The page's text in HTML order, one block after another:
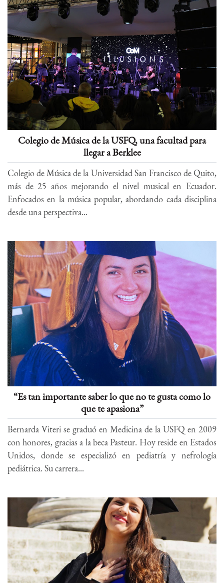
Colegio de Música de la USFQ, una facultad para
llegar a Berklee
Colegio de Música de la Universidad San Francisco de Quito,
más de 25 años mejorando el nivel musical en Ecuador.
Enfocados en la música popular, abordando cada disciplina
desde una perspectiva...
“Es tan importante saber lo que no te gusta como lo
que te apasiona”
Bernarda Viteri se graduó en Medicina de la USFQ en 2009
con honores, gracias a la beca Pasteur. Hoy reside en Estados
Unidos, donde se especializó en pediatría y nefrología
pediátrica. Su carrera...